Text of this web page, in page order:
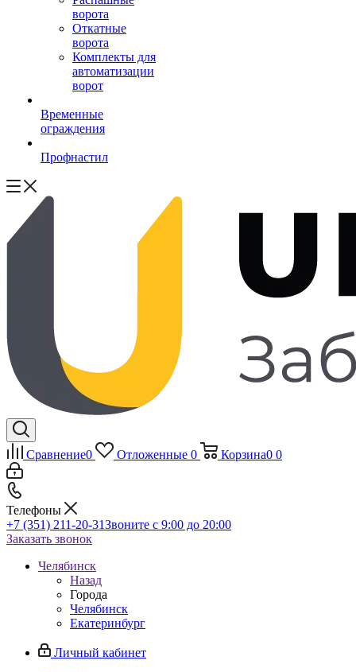
ворота
Откатные
ворота
Комплекты для
автоматизации
ворот
Временные
ограждения
Профнастил
Сравнение0 Отложенные 0 Корзина0 0
Телефоны
+7 (351) 211-20-31Звоните с 9:00 до 20:00
Заказать звонок
Челябинск
Назад
Города
Челябинск
Екатеринбург
Личный кабинет